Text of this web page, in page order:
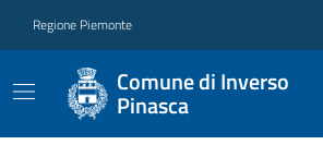
Regione Piemonte
Comune di Inverso
Pinasca